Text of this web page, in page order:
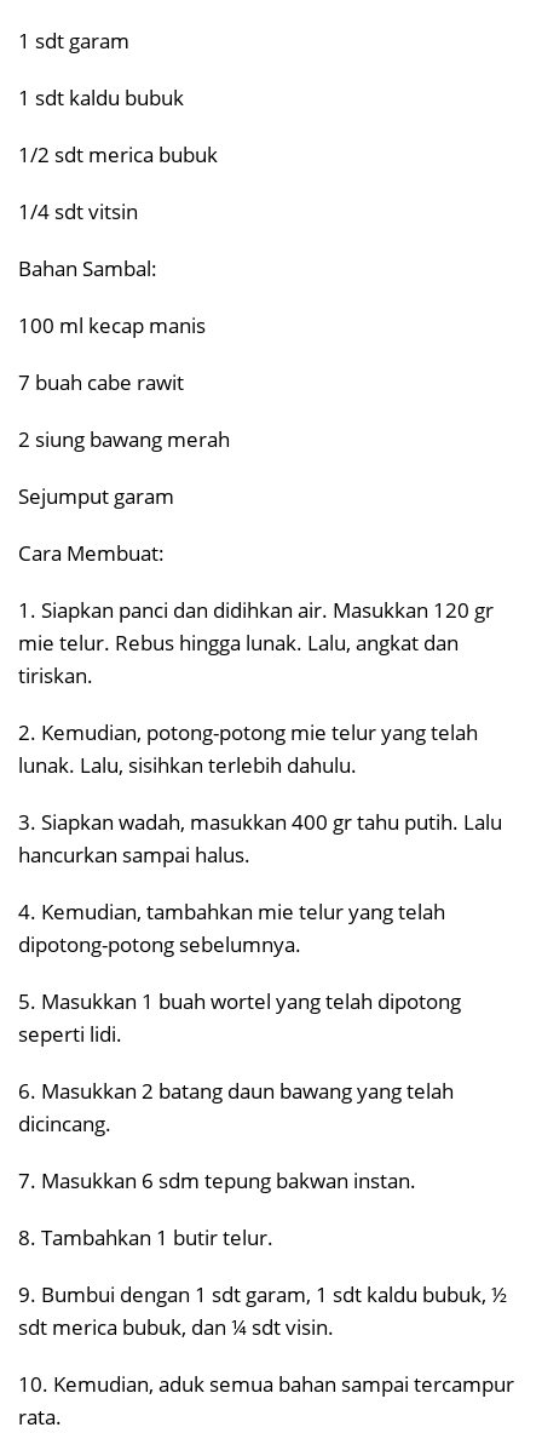
1 sdt garam
1 sdt kaldu bubuk
1/2 sdt merica bubuk
1/4 sdt vitsin
Bahan Sambal:
100 ml kecap manis
7 buah cabe rawit
2 siung bawang merah
Sejumput garam
Cara Membuat:
1. Siapkan panci dan didihkan air. Masukkan 120 gr
mie telur. Rebus hingga lunak. Lalu, angkat dan
tiriskan.
2. Kemudian, potong-potong mie telur yang telah
lunak. Lalu, sisihkan terlebih dahulu.
3. Siapkan wadah, masukkan 400 gr tahu putih. Lalu
hancurkan sampai halus.
4. Kemudian, tambahkan mie telur yang telah
dipotong-potong sebelumnya.
5. Masukkan 1 buah wortel yang telah dipotong
seperti lidi.
6. Masukkan 2 batang daun bawang yang telah
dicincang.
7. Masukkan 6 sdm tepung bakwan instan.
8. Tambahkan 1 butir telur.
9. Bumbui dengan 1 sdt garam, 1 sdt kaldu bubuk, ½
sdt merica bubuk, dan ¼ sdt visin.
10. Kemudian, aduk semua bahan sampai tercampur
rata.